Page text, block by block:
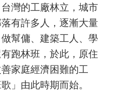
灣的工廠林立，城市
有許多人，逐漸大量
幫傭、建築工人、學
跑林班，於此，原住
家庭經濟困難的工
」由此時期而始。